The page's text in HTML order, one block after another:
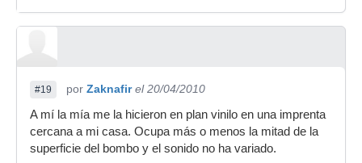
#19 por Zaknafir el 20/04/2010
A mí la mía me la hicieron en plan vinilo en una imprenta
cercana a mi casa. Ocupa más o menos la mitad de la
superficie del bombo y el sonido no ha variado.